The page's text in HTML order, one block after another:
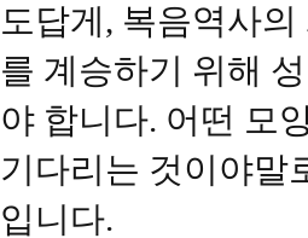
도답게, 복음역사
를 계승하기 위해
야 합니다. 어떤 모
기다리는 것이야말
입니다.